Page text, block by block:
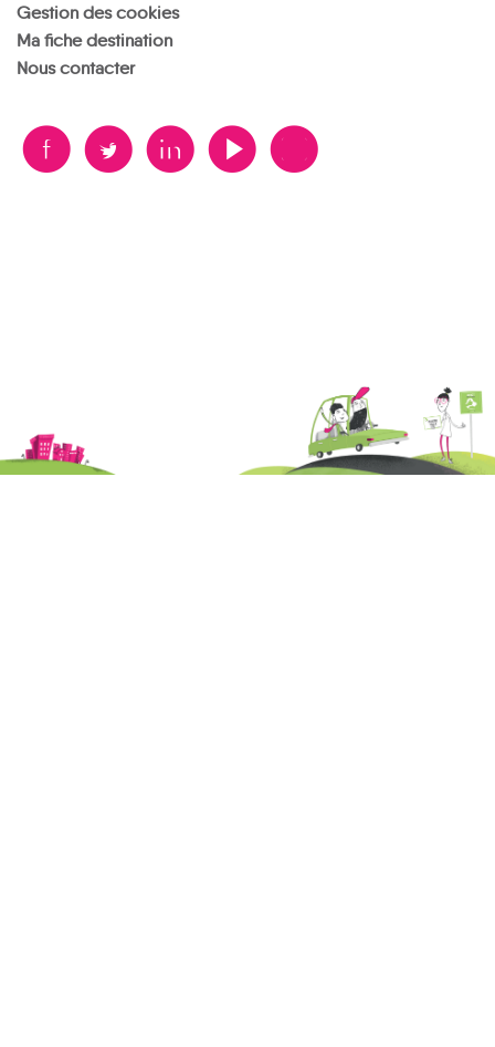
Gestion des cookies
Ma fiche destination
Nous contacter
B A D F V